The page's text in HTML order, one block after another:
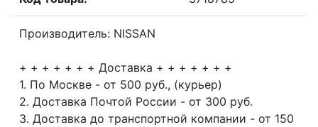
Производитель: NISSAN
+ + + + + + + Доставка + + + + + + +
1. По Москве - от 500 руб., (курьер)
2. Доставка Почтой России - от 300 руб.
3. Доставка до транспортной компании - от 150